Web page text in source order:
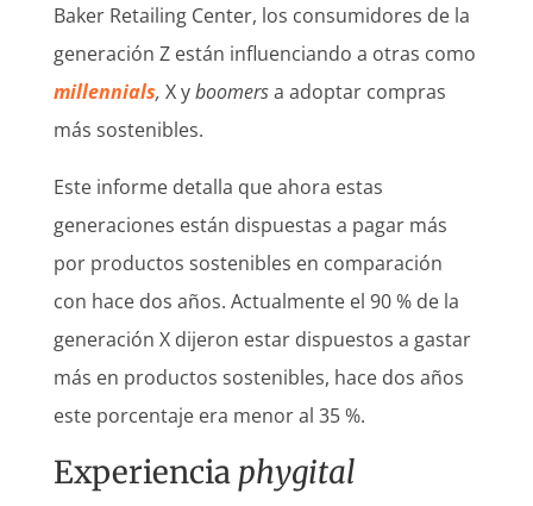
Baker Retailing Center, los consumidores de la
generación Z están influenciando a otras como
millennials, X yboomersa adoptar compras
más sostenibles.
Este informe detalla que ahora estas
generaciones están dispuestas a pagar más
por productos sostenibles en comparación
con hace dos años. Actualmente el 90 % de la
generación X dijeron estar dispuestos a gastar
más en productos sostenibles, hace dos años
este porcentaje era menor al 35 %.
Experiencia phygital